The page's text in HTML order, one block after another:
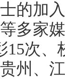
的加
等多家
15次
州、